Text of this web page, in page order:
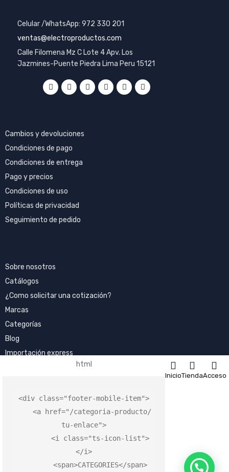
html
<div class="footer-mobile-item">
    <
a href="/categoria-producto/
tu-enlace">
        <
i class="ts-icon-list">
</i>
        <
span>CATEGORIES</span>
InicioTiendaAcceso
Celular /WhatsApp: 972 330 201
ventas@electroproductos.com
Calle Filomena Mz C Lote 4 Apv. Los
Jazmines-Puente Piedra Lima Peru 15121
Cambios y devoluciones
Condiciones de pago
Condiciones de entrega
Pago y precios
Condiciones de uso
Políticas de privacidad
Seguimiento de pedido
Sobre nosotros
Catálogos
¿Como solicitar una cotización?
Marcas
Categorías
Blog
Importación express
Electro Productos-Todos los derechos reservados│Una